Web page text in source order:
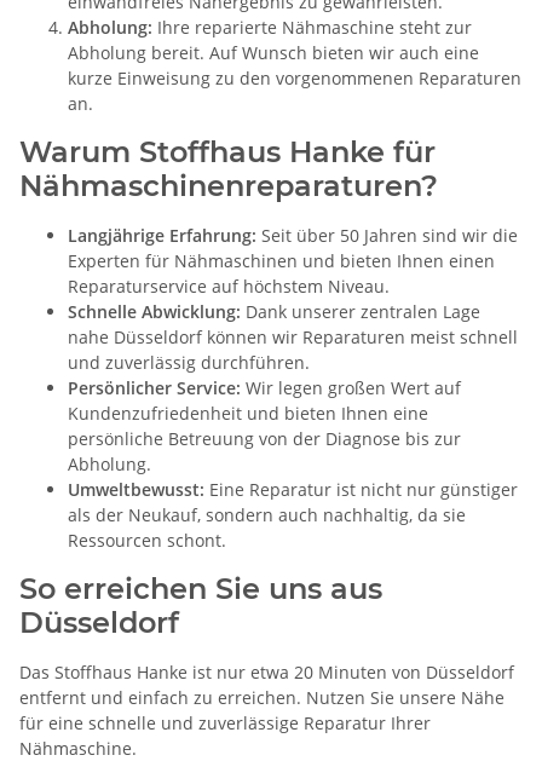
Abholung: Ihre reparierte Nähmaschine steht zur
Abholung bereit. Auf Wunsch bieten wir auch eine
kurze Einweisung zu den vorgenommenen Reparaturen
an.
Warum Stoffhaus Hanke für
Nähmaschinenreparaturen?
Langjährige Erfahrung: Seit über 50 Jahren sind wir die
Experten für Nähmaschinen und bieten Ihnen einen
Reparaturservice auf höchstem Niveau.
Schnelle Abwicklung: Dank unserer zentralen Lage
nahe Düsseldorf können wir Reparaturen meist schnell
und zuverlässig durchführen.
Persönlicher Service: Wir legen großen Wert auf
Kundenzufriedenheit und bieten Ihnen eine
persönliche Betreuung von der Diagnose bis zur
Abholung.
Umweltbewusst: Eine Reparatur ist nicht nur günstiger
als der Neukauf, sondern auch nachhaltig, da sie
Ressourcen schont.
So erreichen Sie uns aus
Düsseldorf
Das Stoffhaus Hanke ist nur etwa 20 Minuten von Düsseldorf
entfernt und einfach zu erreichen. Nutzen Sie unsere Nähe
für eine schnelle und zuverlässige Reparatur Ihrer
Nähmaschine.